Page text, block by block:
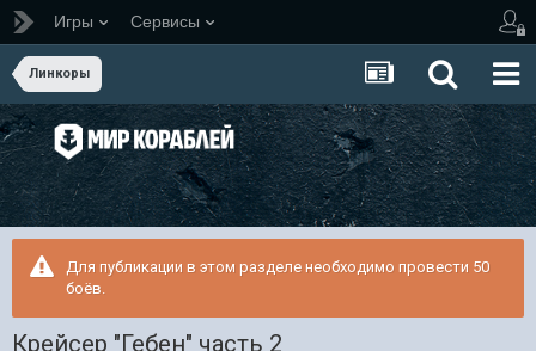
Игры Сервисы
Линкоры
Для публикации в этом разделе необходимо провести 50
боёв.
Крейсер "Гебен" часть 2